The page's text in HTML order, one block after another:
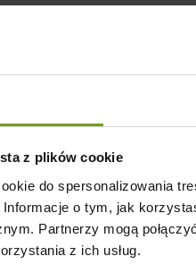
z plików cookie
do spersonalizowania
o tym, jak
Partnerzy mogą
z ich usług.
kupili